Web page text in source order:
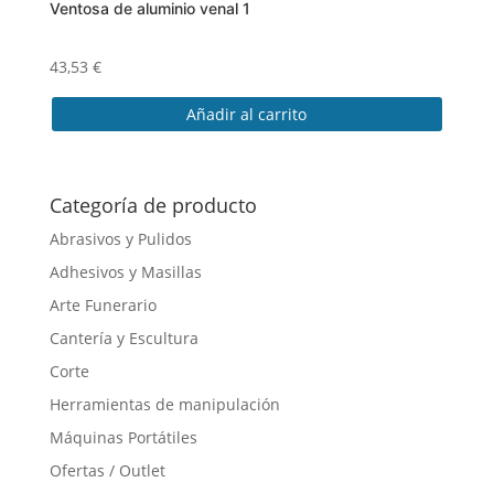
Ventosa de aluminio venal 1
43,53 €
Añadir al carrito
Categoría de producto
Abrasivos y Pulidos
Adhesivos y Masillas
Arte Funerario
Cantería y Escultura
Corte
Herramientas de manipulación
Máquinas Portátiles
Ofertas / Outlet